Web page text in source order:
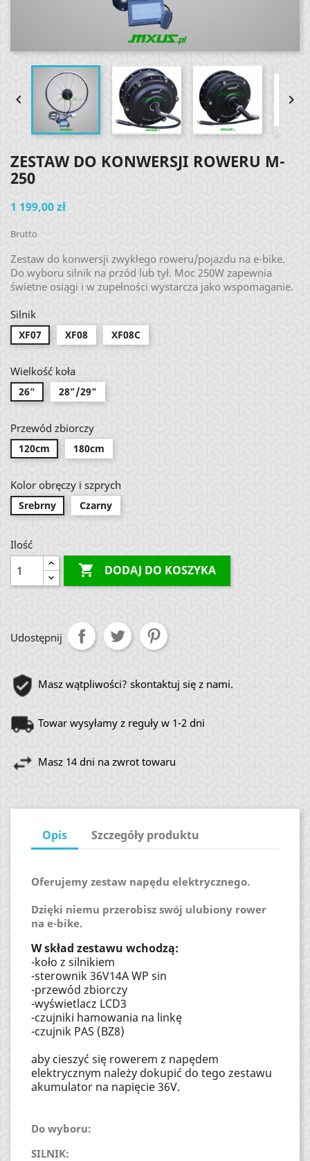
 
ZESTAW DO KONWERSJI ROWERU M-
250
1 199,00 zł
Brutto
Zestaw do konwersji zwykłego roweru/pojazdu na e-bike.
Do wyboru silnik na przód lub tył. Moc 250W zapewnia
świetne osiągi i w zupełności wystarcza jako wspomaganie.
Silnik
XF07 XF08 XF08C
Wielkość koła
26" 28"/29"
Przewód zbiorczy
120cm 180cm
Kolor obręczy i szprych
Srebrny Czarny
Ilość
 DODAJ DO KOSZYKA
Udostępnij
Masz wątpliwości? skontaktuj się z nami.
Towar wysyłamy z reguły w 1-2 dni
Masz 14 dni na zwrot towaru
Opis Szczegóły produktu
Oferujemy zestaw napędu elektrycznego.
Dzięki niemu przerobisz swój ulubiony rower
na e-bike.
W skład zestawu wchodzą:
-koło z silnikiem
-sterownik 36V14A WP sin
-przewód zbiorczy
-wyświetlacz LCD3
-czujniki hamowania na linkę
-czujnik PAS (BZ8)
aby cieszyć się rowerem z napędem
elektrycznym należy dokupić do tego zestawu
akumulator na napięcie 36V.
Do wyboru:
SILNIK: